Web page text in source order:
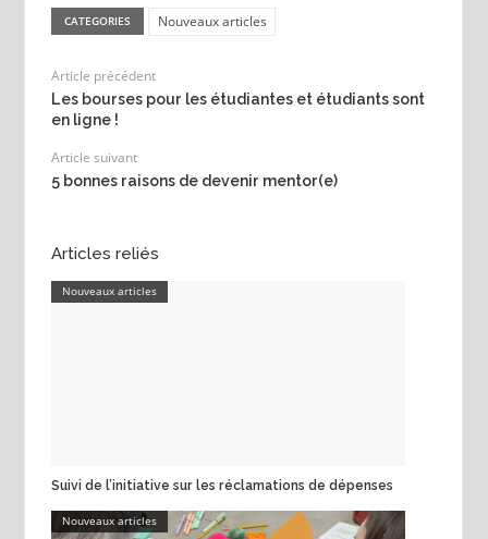
CATEGORIES Nouveaux articles
Article précédent
Les bourses pour les étudiantes et étudiants sont
en ligne !
Article suivant
5 bonnes raisons de devenir mentor(e)
Articles reliés
Nouveaux articles
Suivi de l’initiative sur les réclamations de dépenses
Nouveaux articles